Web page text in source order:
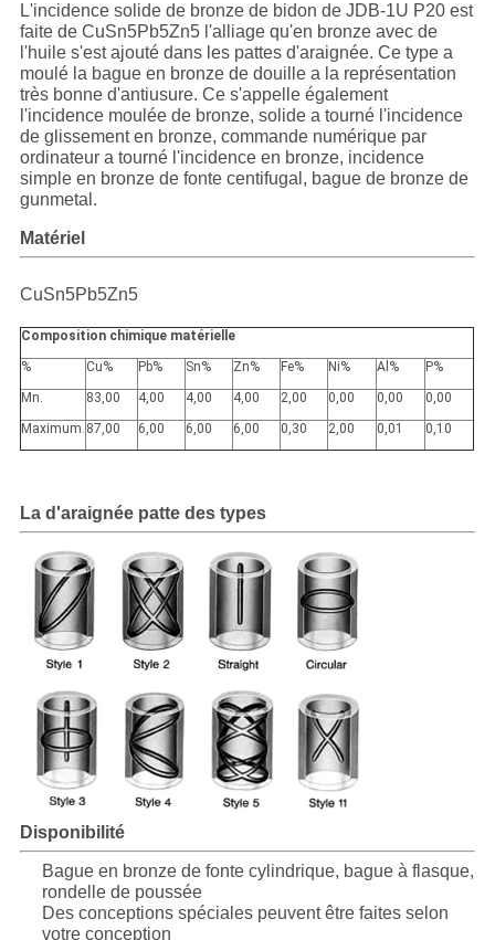
NOUS
CONTACTER
NOUVELLES
LES
AFFAIRES
PLAN
DU
SITE
PRIVACY
L'incidence solide de bronze de bidon de JDB-1U P20 est
faite de CuSn5Pb5Zn5 l'alliage qu'en bronze avec de
l'huile s'est ajouté dans les pattes d'araignée. Ce type a
moulé la bague en bronze de douille a la représentation
très bonne d'antiusure. Ce s'appelle également
l'incidence moulée de bronze, solide a tourné l'incidence
de glissement en bronze, commande numérique par
ordinateur a tourné l'incidence en bronze, incidence
simple en bronze de fonte centifugal, bague de bronze de
gunmetal.
Matériel
CuSn5Pb5Zn5
Composition chimique matérielle
%
Cu% Pb% Sn% Zn% Fe% Ni% Al%
P%
Mn.
83,00 4,00 4,00 4,00 2,00 0,00 0,00
0,00
Maximum. 87,00 6,00 6,00 6,00 0,30 2,00 0,01 0,10
La d'araignée patte des types
Disponibilité
Bague en bronze de fonte cylindrique, bague à flasque,
rondelle de poussée
Des conceptions spéciales peuvent être faites selon
votre conception